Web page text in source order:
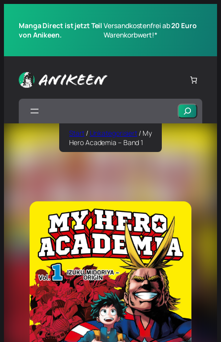
Manga Direct ist jetzt Teil
von Anikeen.
Versandkostenfrei ab20 Euro
Warenkorbwert!*
Suchen
Start/ Unkategorisiert / My
Hero Academia – Band 1